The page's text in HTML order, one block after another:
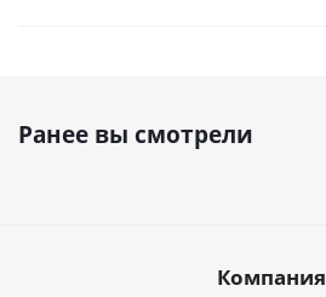
Ранее вы смотрели
Компания